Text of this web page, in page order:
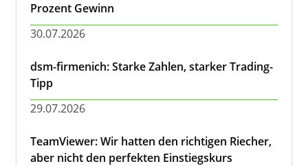
Prozent Gewinn
30.07.2026
dsm-firmenich: Starke Zahlen, starker Trading-
Tipp
29.07.2026
TeamViewer: Wir hatten den richtigen Riecher,
aber nicht den perfekten Einstiegskurs